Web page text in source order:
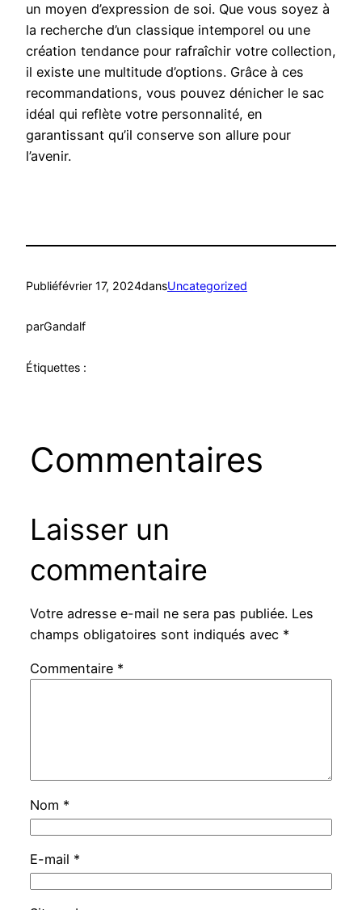
un moyen d’expression de soi. Que vous soyez à
la recherche d’un classique intemporel ou une
création tendance pour rafraîchir votre collection,
il existe une multitude d’options. Grâce à ces
recommandations, vous pouvez dénicher le sac
idéal qui reflète votre personnalité, en
garantissant qu’il conserve son allure pour
l’avenir.
Publiéfévrier 17, 2024dansUncategorized
parGandalf
Étiquettes :
Commentaires
Laisser un
commentaire
Votre adresse e-mail ne sera pas publiée. Les
champs obligatoires sont indiqués avec *
Commentaire *
Nom *
E-mail *